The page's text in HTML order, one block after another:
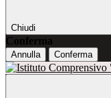
Chiudi
Conferma
Annulla Conferma